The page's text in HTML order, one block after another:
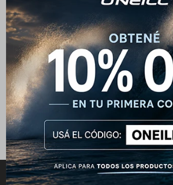
Remera O'neill Originals
Vintage Amarillo
$1.090 1.290